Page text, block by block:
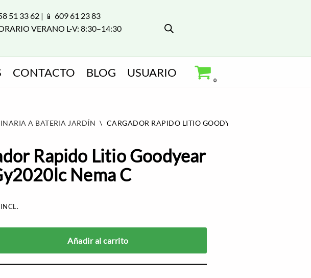
51 33 62 | 📱 609 61 23 83
VERANO L-V: 8:30–14:30
CONTACTO BLOG USUARIO
0
A BATERIA JARDÍN \ CARGADOR RAPIDO LITIO GOODYEAR 20V GY2020LC
Rapido Litio Goodyear
Nema C
Añadir al carrito